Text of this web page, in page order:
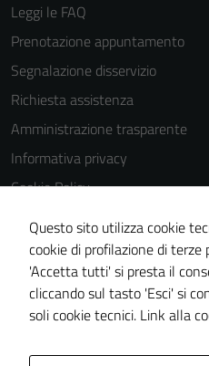
Leggi le FAQ
Prenotazione appuntamento
Segnalazione disservizio
Richiesta assistenza
Amministrazione trasparente
Informativa privacy
Cookie Policy
Note legali
Dichiarazione di accessibilità
Piano di miglioramento del sito
Statistiche sito web
Questo sito utilizza cookie
cookie di profilazione di
'Accetta tutti' si presta il
cliccando sul tasto 'Esci' si
soli cookie tecnici. Link alla